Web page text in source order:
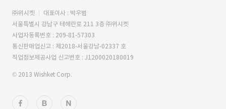
㈜위시켓
대표이사 : 박우범
서울특별시 강남구 테헤란로 211 3층 ㈜위시켓
사업자등록번호 : 209-81-57303
통신판매업신고 : 제2018-서울강남-02337 호
직업정보제공사업 신고번호 : J1200020180019
© 2013 Wishket Corp.